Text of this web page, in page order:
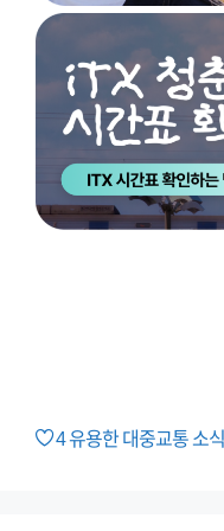
4유용한 대중교통 소